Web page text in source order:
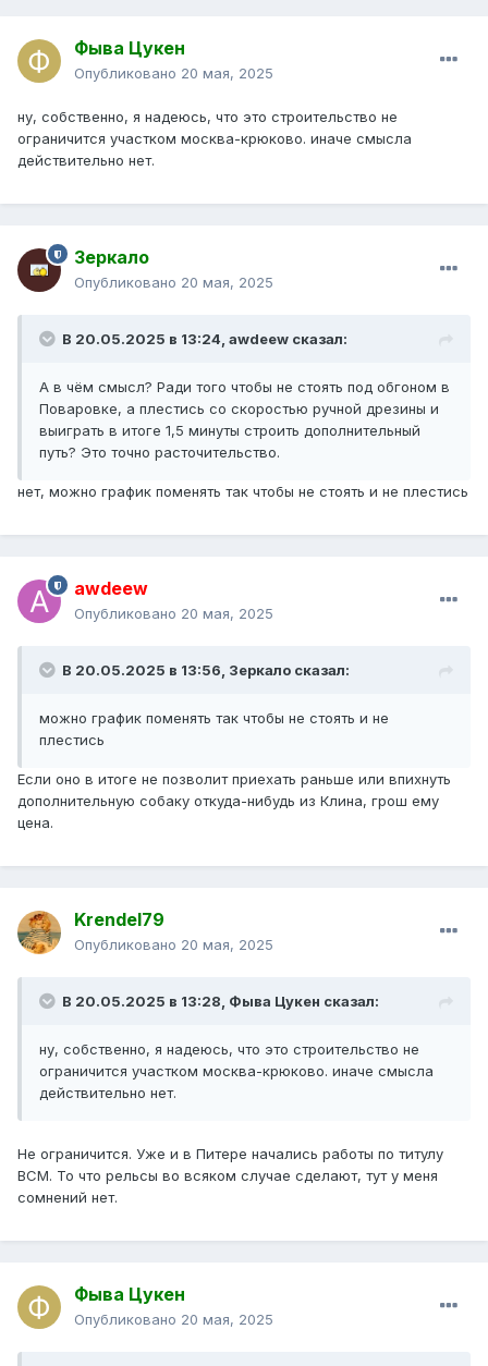
Фыва Цукен
Опубликовано 20 мая, 2025
ну, собственно, я надеюсь, что это строительство не
ограничится участком москва-крюково. иначе смысла
действительно нет.
Зеркало
Опубликовано 20 мая, 2025
В 20.05.2025 в 13:24, awdeew сказал:
А в чём смысл? Ради того чтобы не стоять под обгоном в
Поваровке, а плестись со скоростью ручной дрезины и
выиграть в итоге 1,5 минуты строить дополнительный
путь? Это точно расточительство.
нет, можно график поменять так чтобы не стоять и не плестись
awdeew
Опубликовано 20 мая, 2025
В 20.05.2025 в 13:56, Зеркало сказал:
можно график поменять так чтобы не стоять и не
плестись
Если оно в итоге не позволит приехать раньше или впихнуть
дополнительную собаку откуда-нибудь из Клина, грош ему
цена.
Krendel79
Опубликовано 20 мая, 2025
В 20.05.2025 в 13:28, Фыва Цукен сказал:
ну, собственно, я надеюсь, что это строительство не
ограничится участком москва-крюково. иначе смысла
действительно нет.
Не ограничится. Уже и в Питере начались работы по титулу
ВСМ. То что рельсы во всяком случае сделают, тут у меня
сомнений нет.
Фыва Цукен
Опубликовано 20 мая, 2025